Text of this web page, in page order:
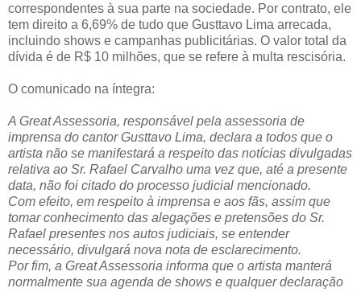
correspondentes à sua parte na sociedade. Por contrato, ele
tem direito a 6,69% de tudo que Gusttavo Lima arrecada,
incluindo shows e campanhas publicitárias. O valor total da
dívida é de R$ 10 milhões, que se refere à multa rescisória.
O comunicado na íntegra:
A Great Assessoria, responsável pela assessoria de
imprensa do cantor Gusttavo Lima, declara a todos que o
artista não se manifestará a respeito das notícias divulgadas
relativa ao Sr. Rafael Carvalho uma vez que, até a presente
data, não foi citado do processo judicial mencionado.
Com efeito, em respeito à imprensa e aos fãs, assim que
tomar conhecimento das alegações e pretensões do Sr.
Rafael presentes nos autos judiciais, se entender
necessário, divulgará nova nota de esclarecimento.
Por fim, a Great Assessoria informa que o artista manterá
normalmente sua agenda de shows e qualquer declaração